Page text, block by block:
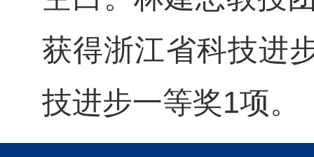
获得浙江省科技进
技进步一等奖1项。